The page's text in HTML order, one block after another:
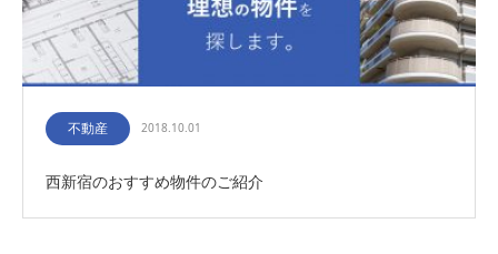
不動産 2018.10.01
西新宿のおすすめ物件のご紹介